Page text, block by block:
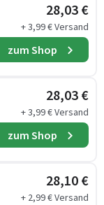
28,03 €
+ 3,99 € Versand
zum Shop
28,03 €
+ 3,99 € Versand
zum Shop
28,10 €
+ 2,99 € Versand